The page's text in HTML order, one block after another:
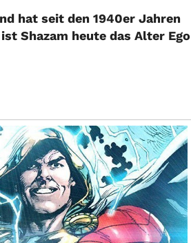
hat seit den 1940er Jahren
Shazam heute das Alter Ego